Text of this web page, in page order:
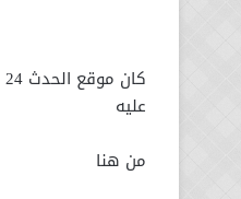
عليه
من هنا